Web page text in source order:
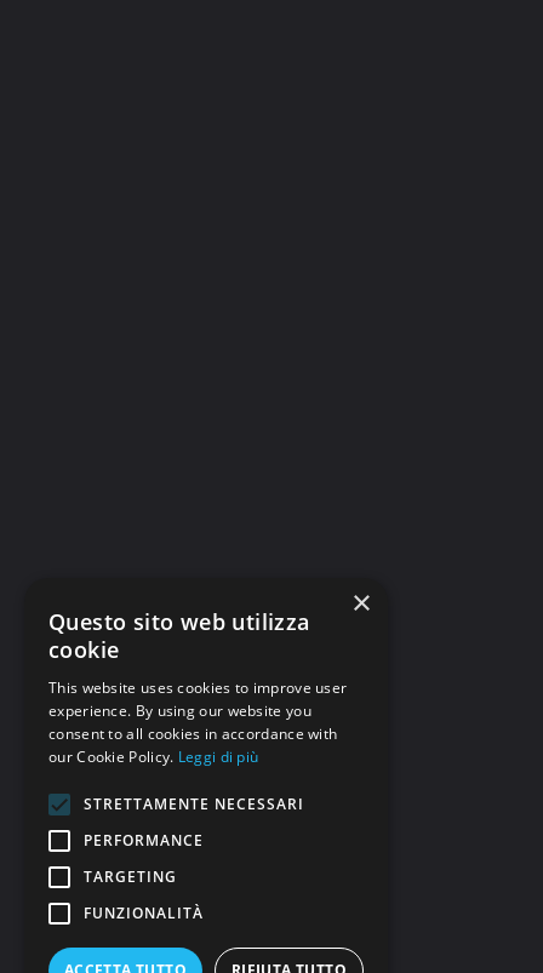
×
Questo sito web utilizza
cookie
This website uses cookies to improve user
experience. By using our website you
consent to all cookies in accordance with
our Cookie Policy. Leggi di più
STRETTAMENTE NECESSARI
PERFORMANCE
TARGETING
FUNZIONALITÀ